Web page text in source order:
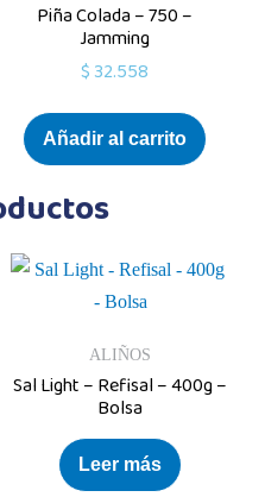
Piña Colada – 750 –
Jamming
$ 32.558
Añadir al carrito
ALIÑOS
Sal Light – Refisal – 400g –
Bolsa
Leer más